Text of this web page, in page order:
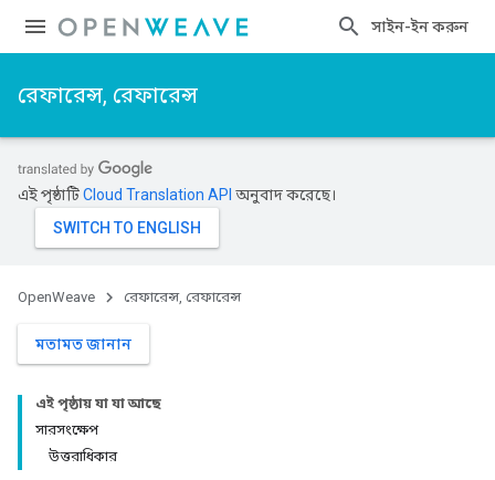
সাইন-ইন করুন
রেফারেন্স, রেফারেন্স
এই পৃষ্ঠাটিCloud Translation API অনুবাদ করেছে।
OpenWeave রেফারেন্স, রেফারেন্স
মতামত জানান
এই পৃষ্ঠায় যা যা আছে
সারসংক্ষেপ
উত্তরাধিকার